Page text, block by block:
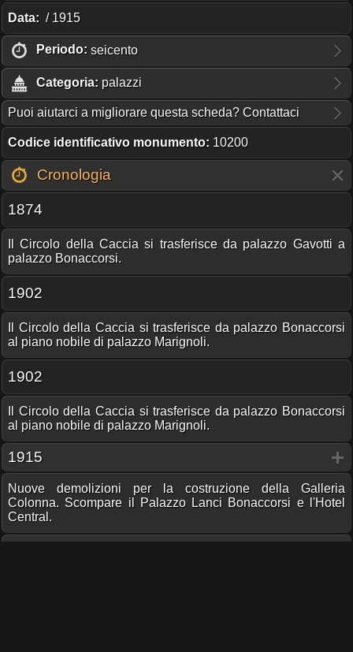
Data: / 1915
Periodo: seicento
Categoria: palazzi
Puoi aiutarci a migliorare questa scheda? Contattaci
Codice identificativo monumento: 10200
Cronologia
1874
Il Circolo della Caccia si trasferisce da palazzo Gavotti a
palazzo Bonaccorsi.
1902
Il Circolo della Caccia si trasferisce da palazzo Bonaccorsi
al piano nobile di palazzo Marignoli.
1902
Il Circolo della Caccia si trasferisce da palazzo Bonaccorsi
al piano nobile di palazzo Marignoli.
1915
Nuove demolizioni per la costruzione della Galleria
Colonna. Scompare il Palazzo Lanci Bonaccorsi e l'Hotel
Central.